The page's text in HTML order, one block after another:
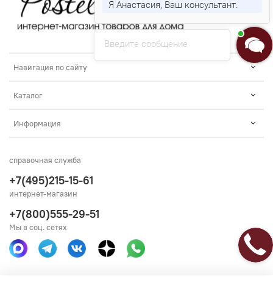
Навигация по сайту
Каталог
Информация
справочная служба
+7(495)215-15-61
интернет-магазин
+7(800)555-29-51
Мы в соц. сетях
Введите сообщение
Я Анастасия, Ваш консультант.